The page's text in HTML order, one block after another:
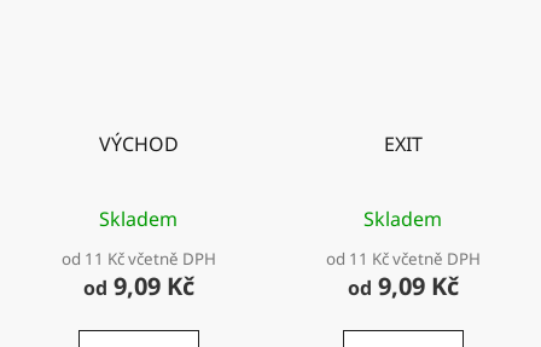
VÝCHOD
Skladem
od 11 Kč včetně DPH
od 9,09 Kč
EXIT
Skladem
od 11 Kč včetně DPH
od 9,09 Kč